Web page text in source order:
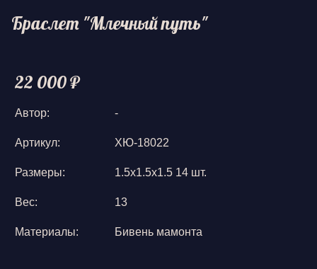
Браслет "Млечный путь"
22 000 ₽
Автор: -
Артикул: ХЮ-18022
Размеры: 1.5х1.5х1.5 14 шт.
Вес: 13
Материалы: Бивень мамонта